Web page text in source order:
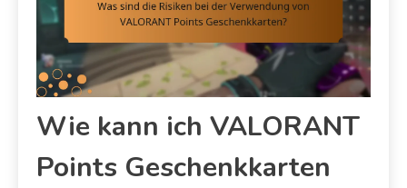
Wie kann ich VALORANT
Points Geschenkkarten